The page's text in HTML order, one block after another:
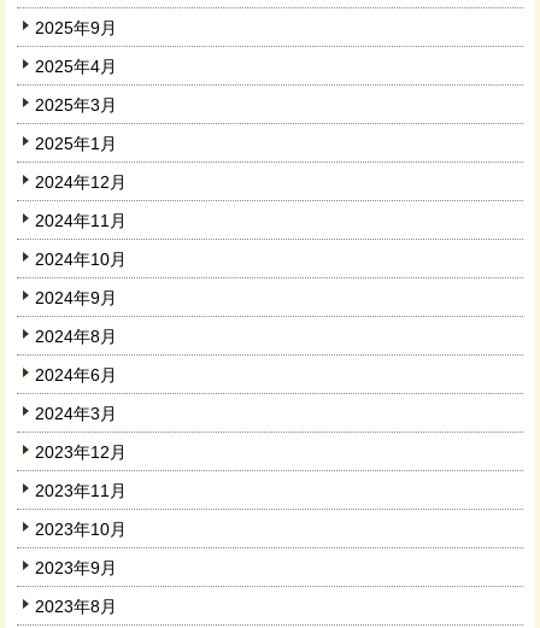
2025年9月
2025年4月
2025年3月
2025年1月
2024年12月
2024年11月
2024年10月
2024年9月
2024年8月
2024年6月
2024年3月
2023年12月
2023年11月
2023年10月
2023年9月
2023年8月